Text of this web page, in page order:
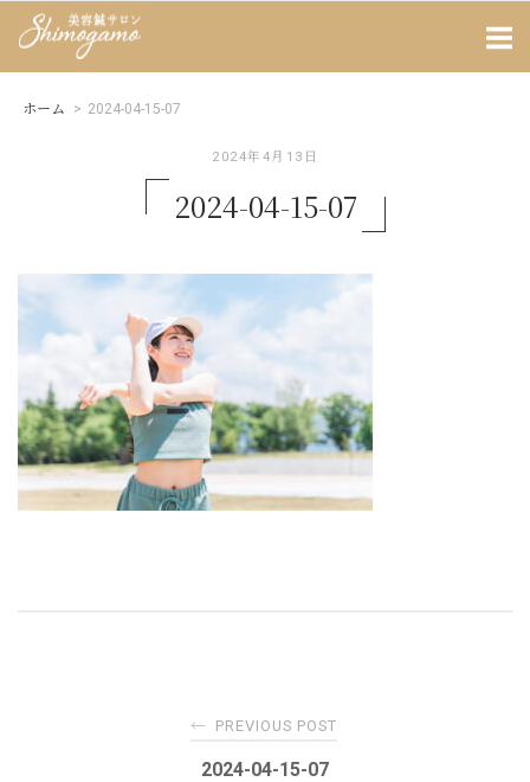
content
Home
ホーム > 2024-04-15-07
2024年4月13日
2024-04-15-07
← PREVIOUS POST
2024-04-15-07